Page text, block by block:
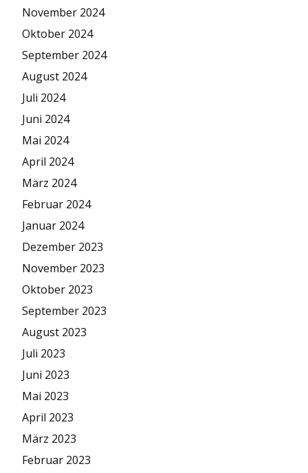
November 2024
Oktober 2024
September 2024
August 2024
Juli 2024
Juni 2024
Mai 2024
April 2024
März 2024
Februar 2024
Januar 2024
Dezember 2023
November 2023
Oktober 2023
September 2023
August 2023
Juli 2023
Juni 2023
Mai 2023
April 2023
März 2023
Februar 2023